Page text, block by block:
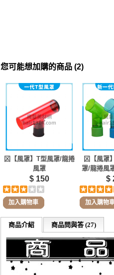
您可能想加購的商品 (2)
龱【風罩】T型風罩/龍捲
風罩
$ 150
加入購物車
龱【風罩
罩/龍捲風
$
加入購物
商品介紹 商品問與答 (27)